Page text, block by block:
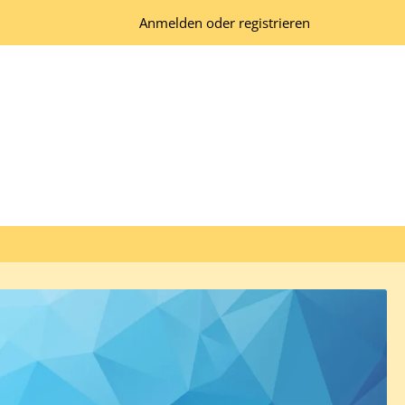
Anmelden oder registrieren